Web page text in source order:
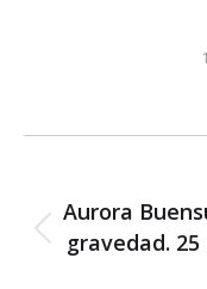
navigation
Aurora
gravedad.